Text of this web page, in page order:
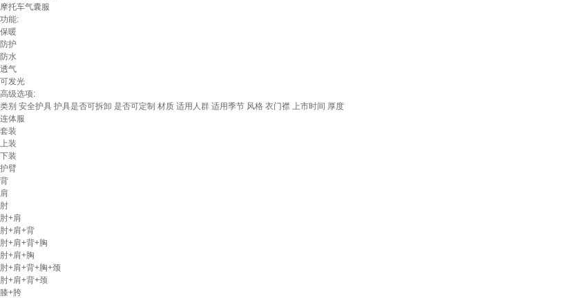
摩托车气囊服
功能:
保暖
防护
防水
透气
可发光
高级选项:
类别 安全护具 护具是否可拆卸 是否可定制 材质 适用人群 适用季节 风格 衣门襟 上市时间 厚度
连体服
套装
上装
下装
护臂
背
肩
肘
肘+肩
肘+肩+背
肘+肩+背+胸
肘+肩+胸
肘+肩+背+胸+颈
肘+肩+背+颈
膝+胯